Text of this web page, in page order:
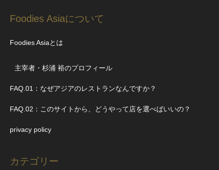
Foodies Asiaについて
Foodies Asiaとは
主宰者・杉浦 裕のプロフィール
FAQ.01：なぜアジアのレストランなんですか？
FAQ.02：このサイトから、どうやって店を選べばいいの？
privacy policy
カテゴリー